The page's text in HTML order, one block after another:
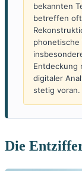
bekannten
betreffen oft
phonetische
Entdeckung
digitaler
stetig voran.
Die